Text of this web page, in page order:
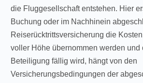
die Fluggesellschaft entstehen. Hier
Buchung oder im Nachhinein
Reiserücktrittsversicherung die
voller Höhe übernommen werden und
Beteiligung fällig wird, hängt von den
Versicherungsbedingungen der